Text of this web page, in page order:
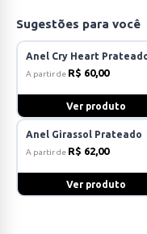
Sugestões para você
Anel Cry Heart
A partir de R$ 60,00
Ver produto
Anel Girassol Prateado
A partir de R$ 62,00
Ver produto